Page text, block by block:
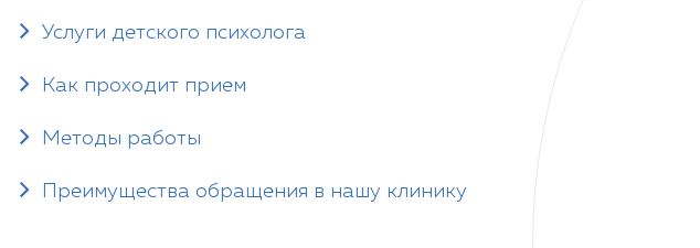
Услуги детского психолога
Как проходит прием
Методы работы
Преимущества обращения в нашу клинику